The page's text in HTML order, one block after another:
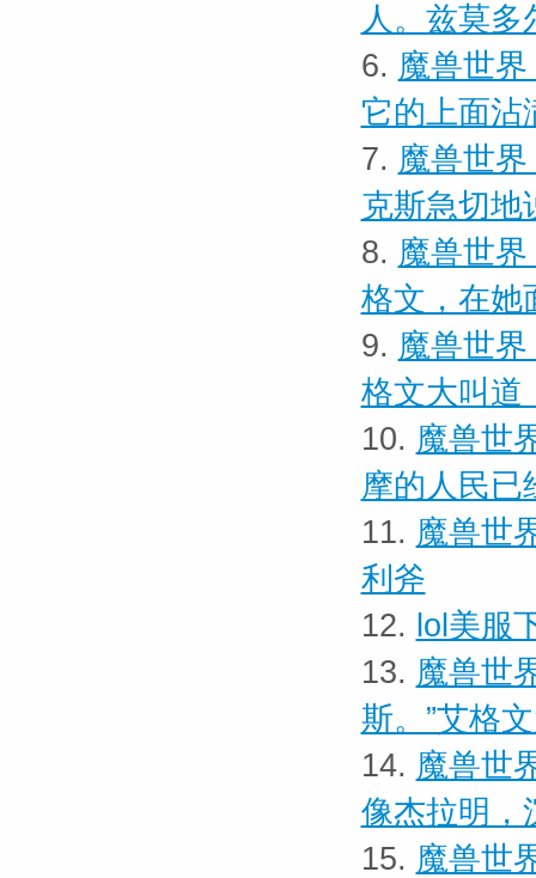
人。兹莫多
6. 魔兽世
它的上面沾
7. 魔兽世
克斯急切地
8. 魔兽世
格文，在她
9. 魔兽世
格文大叫道
10. 魔兽世
摩的人民已
11. 魔兽世
利斧
12. lol美服
13. 魔兽世
斯。”艾格
14. 魔兽世
像杰拉明，
15. 魔兽世